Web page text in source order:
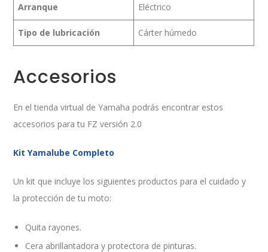
Arranque Eléctrico
Tipo de lubricación Cárter húmedo
Accesorios
En el tienda virtual de Yamaha podrás encontrar estos
accesorios para tu FZ versión 2.0
Kit Yamalube Completo
Un kit que incluye los siguientes productos para el cuidado y
la protección de tu moto:
Quita rayones.
Cera abrillantadora y protectora de pinturas.